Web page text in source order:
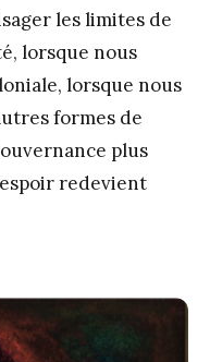
les limites de
lorsque nous
lorsque nous
formes de
plus
redevient